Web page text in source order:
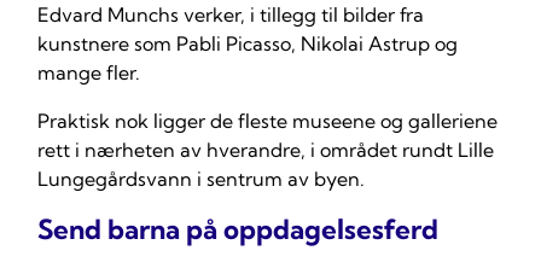
Edvard Munchs verker, i tillegg til bilder fra
kunstnere som Pabli Picasso, Nikolai Astrup og
mange fler.
Praktisk nok ligger de fleste museene og galleriene
rett i nærheten av hverandre, i området rundt Lille
Lungegårdsvann i sentrum av byen.
Send barna på oppdagelsesferd